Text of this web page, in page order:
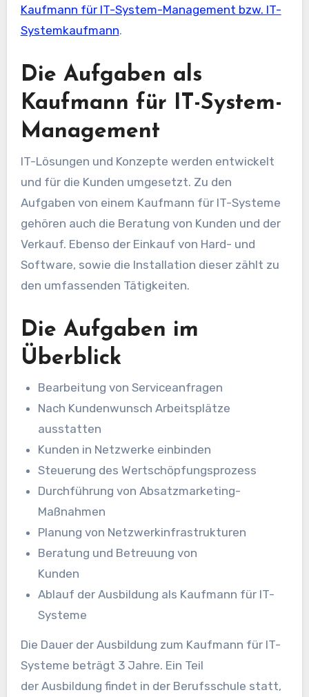
Kaufmann für IT-System-Management bzw. IT-
Systemkaufmann.
Die Aufgaben als
Kaufmann für IT-System-
Management
IT-Lösungen und Konzepte werden entwickelt
und für die Kunden umgesetzt. Zu den
Aufgaben von einem Kaufmann für IT-Systeme
gehören auch die Beratung von Kunden und der
Verkauf. Ebenso der Einkauf von Hard- und
Software, sowie die Installation dieser zählt zu
den umfassenden Tätigkeiten.
Die Aufgaben im
Überblick
Bearbeitung von Serviceanfragen
Nach Kundenwunsch Arbeitsplätze
ausstatten
Kunden in Netzwerke einbinden
Steuerung des Wertschöpfungsprozess
Durchführung von Absatzmarketing-
Maßnahmen
Planung von Netzwerkinfrastrukturen
Beratung und Betreuung von
Kunden
Ablauf der Ausbildung als Kaufmann für IT-
Systeme
Die Dauer der Ausbildung zum Kaufmann für IT-
Systeme beträgt 3 Jahre. Ein Teil
der Ausbildung findet in der Berufsschule statt,